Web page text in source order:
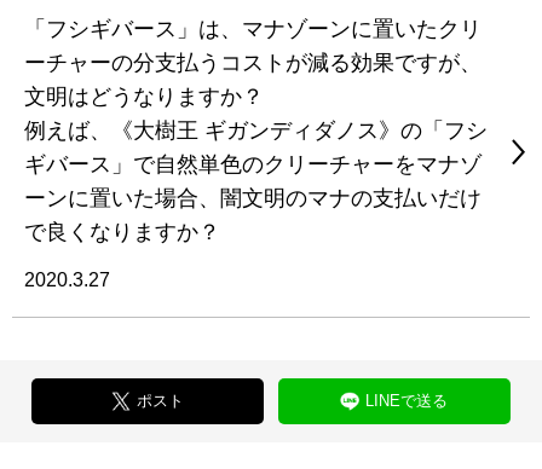
「フシギバース」は、マナゾーンに置いたクリ
ーチャーの分支払うコストが減る効果ですが、
文明はどうなりますか？
例えば、《大樹王 ギガンディダノス》の「フシ
ギバース」で自然単色のクリーチャーをマナゾ
ーンに置いた場合、闇文明のマナの支払いだけ
で良くなりますか？
2020.3.27
ポスト LINEで送る